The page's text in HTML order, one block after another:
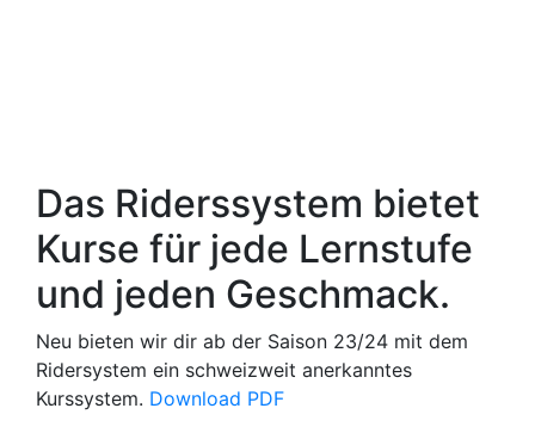
Das Riderssystem bietet
Kurse für jede Lernstufe
und jeden Geschmack.
Neu bieten wir dir ab der Saison 23/24 mit dem
Ridersystem ein schweizweit anerkanntes
Kurssystem. Download PDF